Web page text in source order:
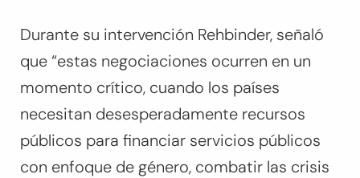
Durante su intervención Rehbinder, señaló
que “estas negociaciones ocurren en un
momento crítico, cuando los países
necesitan desesperadamente recursos
públicos para financiar servicios públicos
con enfoque de género, combatir las crisis